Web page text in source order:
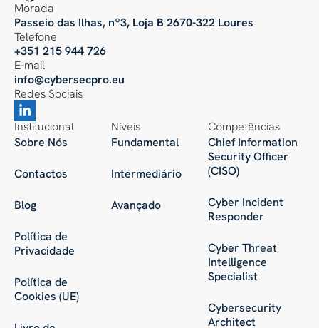
Morada
Passeio das Ilhas, nº3, Loja B 2670-322 Loures
Telefone
+351 215 944 726
E-mail
info@cybersecpro.eu
Redes Sociais
Institucional
Sobre Nós
Contactos
Blog
Política de
Privacidade
Política de
Cookies (UE)
Níveis
Fundamental
Intermediário
Avançado
Competências
Chief Information
Security Officer
(CISO)
Cyber Incident
Responder
Cyber Threat
Intelligence
Specialist
Cybersecurity
Architect